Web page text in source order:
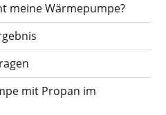
meine Wärmepumpe?
mit Propan im